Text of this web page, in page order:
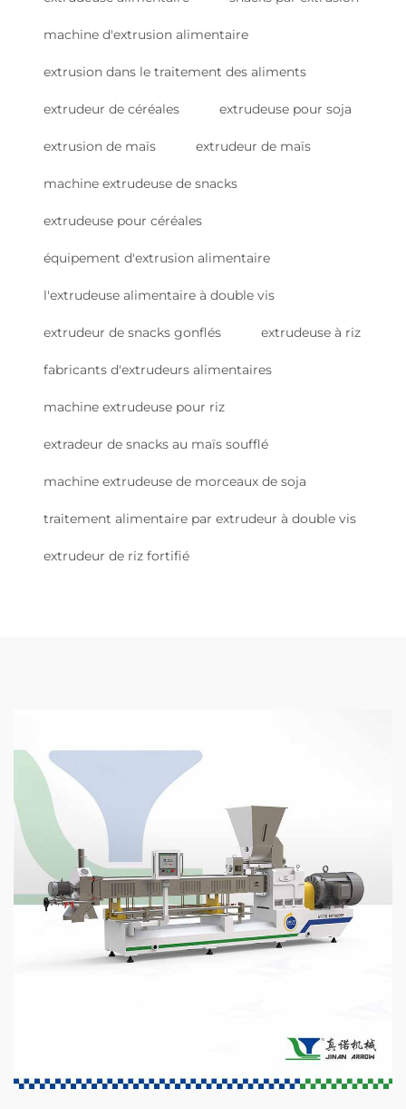
machine d'extrusion alimentaire
extrusion dans le traitement des aliments
extrudeur de céréales extrudeuse pour soja
extrusion de maïs extrudeur de maïs
machine extrudeuse de snacks
extrudeuse pour céréales
équipement d'extrusion alimentaire
l'extrudeuse alimentaire à double vis
extrudeur de snacks gonflés extrudeuse à riz
fabricants d'extrudeurs alimentaires
machine extrudeuse pour riz
extradeur de snacks au maïs soufflé
machine extrudeuse de morceaux de soja
traitement alimentaire par extrudeur à double vis
extrudeur de riz fortifié